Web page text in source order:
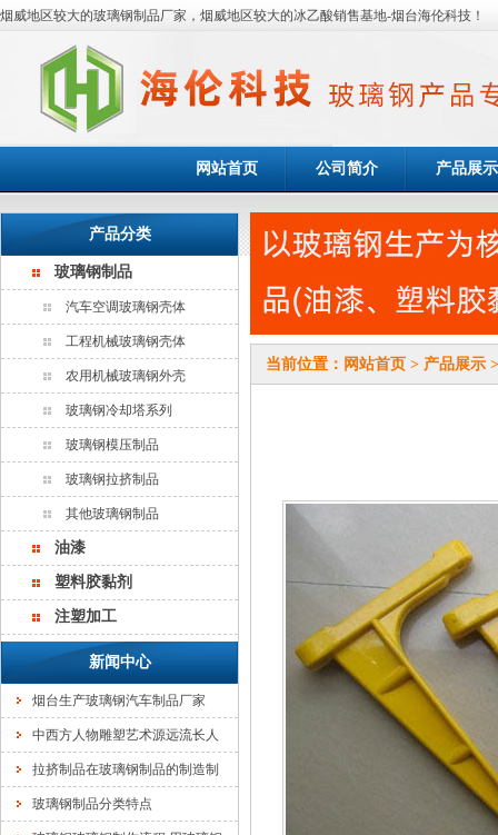
烟威地区较大的玻璃钢制品厂家，烟威地区较大的冰乙酸销售基地-烟台海伦科技！
网站首页 公司简介 产品展示
产品分类
玻璃钢制品
汽车空调玻璃钢壳体
工程机械玻璃钢壳体
农用机械玻璃钢外壳
玻璃钢冷却塔系列
玻璃钢模压制品
玻璃钢拉挤制品
其他玻璃钢制品
油漆
塑料胶黏剂
注塑加工
新闻中心
烟台生产玻璃钢汽车制品厂家
中西方人物雕塑艺术源远流长人
拉挤制品在玻璃钢制品的制造制
玻璃钢制品分类特点
当前位置： 网站首页 > 产品展示